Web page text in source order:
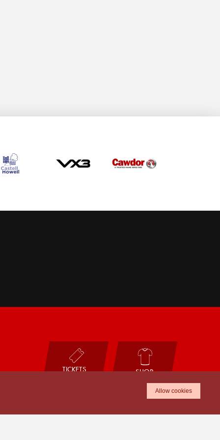
Allow cookies
TICKETS SHOP